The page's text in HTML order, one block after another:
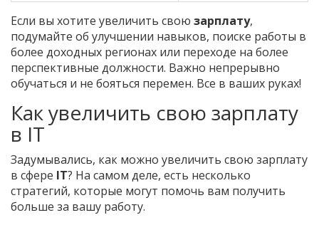
Если вы хотите увеличить свою зарплату,
подумайте об улучшении навыков, поиске работы в
более доходных регионах или переходе на более
перспективные должности. Важно непрерывно
обучаться и не бояться перемен. Все в ваших руках!
Как увеличить свою зарплату
в IT
Задумывались, как можно увеличить свою зарплату
в сфере IT? На самом деле, есть несколько
стратегий, которые могут помочь вам получить
больше за вашу работу.